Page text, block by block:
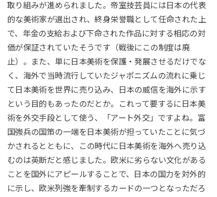
取り組みが進められました。帝室技芸員には日本の代表
的な美術家が選出され、終身栄誉職として任命された上
で、年金の支給および下命された作品に対する相応の対
価が保証されていたそうです（戦後にこの制度は廃
止）。また、単に日本美術を保護・発展させるだけでな
く、海外で当時流行していたジャポニズムの流れに乗じ
て日本美術を世界に売り込み、日本の威信を海外に示す
という目的もあったのだとか。これって要するに日本美
術を外交手段として使う、「アート外交」ですよね。富
国強兵の国策の一端を日本美術が担っていたことに気づ
かされるとともに、この時代に日本美術を海外へ売り込
むのは英断だと感じました。欧米に劣らない文化がある
ことを国外にアピールすることで、日本の国力を対外的
に示し、欧米列強を牽制するカードの一つとなっただろ